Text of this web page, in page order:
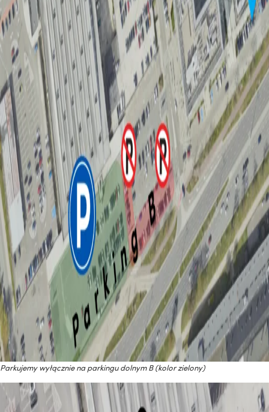
Parkujemy wyłącznie na parkingu dolnym B (kolor zielony)